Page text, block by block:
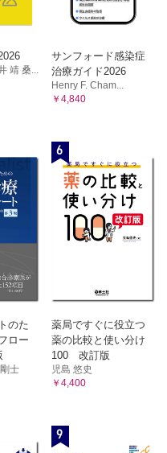
木村浩明
周治，相羽久輝
二，小黒草太，相羽久輝
む） 久岡正典，鈴木智大・江
型横紋筋肉腫・多形型横紋筋肉
橋賢一，三宅基隆，三輪真嗣
，林 克洋
，林 克洋
崇，三宅基隆，林 克洋
崇，三宅基隆，林 克洋
） 山下享子，林 克洋
一郎，三輪真嗣
木隆敏，三輪真嗣
実穂，三輪真嗣
of bone）
義直，福庭栄治，相羽久
健志，林 克洋
，福庭栄治，林 克洋
武内章彦
明・小嶋大地，武内章彦
肪肉腫 久岡正典，藤本
原宏明・小嶋大地，武内
靖 桑...
サンフォード感染症
治療ガイド2026
Henry F. Cham...
￥4,840
のた
ロー
士
6
薬局ですぐに役立つ
薬の比較と使い分け
100 改訂版
児島 悠史
￥4,400
9